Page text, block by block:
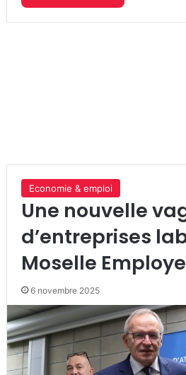
Economie & emploi
Une nouvelle
d’entreprises
Moselle
6 novembre 2025